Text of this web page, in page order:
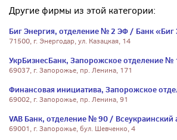
Другие фирмы из этой категории:
Биг Энергия, отделение № 2 ЭФ / Банк
71500, г. Энергодар, ул. Казацкая, 14
УкрБизнесБанк, Запорожское отделение
69037, г. Запорожье, пр. Ленина, 171
Финансовая инициатива, Запорожское
69002, г. Запорожье, пр. Ленина, 91
VAB Банк, отделение № 90 /
69001, г. Запорожье, бул. Шевченко, 4